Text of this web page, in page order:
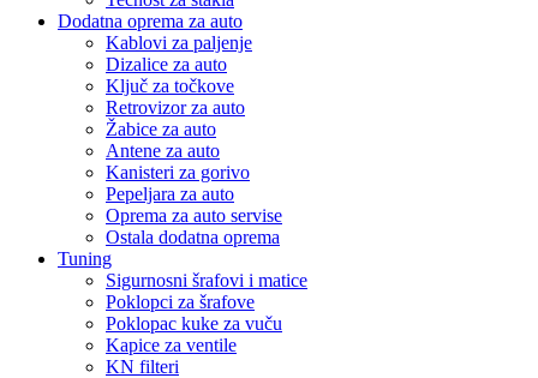
Dodatna oprema za auto
Kablovi za paljenje
Dizalice za auto
Ključ za točkove
Retrovizor za auto
Žabice za auto
Antene za auto
Kanisteri za gorivo
Pepeljara za auto
Oprema za auto servise
Ostala dodatna oprema
Tuning
Sigurnosni šrafovi i matice
Poklopci za šrafove
Poklopac kuke za vuču
Kapice za ventile
KN filteri